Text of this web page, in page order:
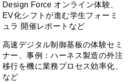
Design Force オンライン体験、
EV化シフトが進む学生フォーミ
ュラ 開催レポートなど
高速デジタル制御基板の体験セミ
ナー、事例：ハーネス製造の外注
移行を機に業務プロセス効率化、
など